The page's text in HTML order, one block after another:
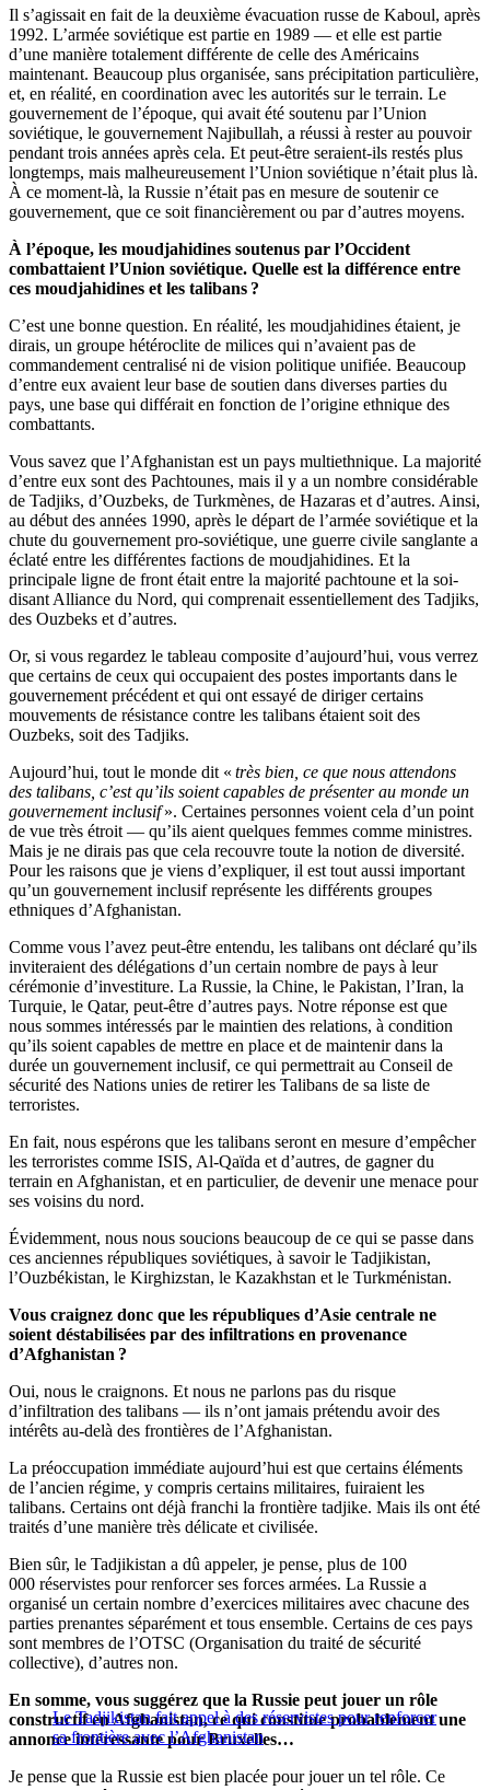
Il s’agissait en fait de la deuxième évacuation russe de Kaboul, après
1992. L’armée soviétique est partie en 1989 — et elle est partie
d’une manière totalement différente de celle des Américains
maintenant. Beaucoup plus organisée, sans précipitation particulière,
et, en réalité, en coordination avec les autorités sur le terrain. Le
gouvernement de l’époque, qui avait été soutenu par l’Union
soviétique, le gouvernement Najibullah, a réussi à rester au pouvoir
pendant trois années après cela. Et peut-être seraient-ils restés plus
longtemps, mais malheureusement l’Union soviétique n’était plus là.
À ce moment-là, la Russie n’était pas en mesure de soutenir ce
gouvernement, que ce soit financièrement ou par d’autres moyens.
À l’époque, les moudjahidines soutenus par l’Occident
combattaient l’Union soviétique. Quelle est la différence entre
ces moudjahidines et les talibans ?
C’est une bonne question. En réalité, les moudjahidines étaient, je
dirais, un groupe hétéroclite de milices qui n’avaient pas de
commandement centralisé ni de vision politique unifiée. Beaucoup
d’entre eux avaient leur base de soutien dans diverses parties du
pays, une base qui différait en fonction de l’origine ethnique des
combattants.
Vous savez que l’Afghanistan est un pays multiethnique. La majorité
d’entre eux sont des Pachtounes, mais il y a un nombre considérable
de Tadjiks, d’Ouzbeks, de Turkmènes, de Hazaras et d’autres. Ainsi,
au début des années 1990, après le départ de l’armée soviétique et la
chute du gouvernement pro-soviétique, une guerre civile sanglante a
éclaté entre les différentes factions de moudjahidines. Et la
principale ligne de front était entre la majorité pachtoune et la soi-
disant Alliance du Nord, qui comprenait essentiellement des Tadjiks,
des Ouzbeks et d’autres.
Or, si vous regardez le tableau composite d’aujourd’hui, vous verrez
que certains de ceux qui occupaient des postes importants dans le
gouvernement précédent et qui ont essayé de diriger certains
mouvements de résistance contre les talibans étaient soit des
Ouzbeks, soit des Tadjiks.
Aujourd’hui, tout le monde dit « très bien, ce que nous attendons
des talibans, c’est qu’ils soient capables de présenter au monde un
gouvernement inclusif». Certaines personnes voient cela d’un point
de vue très étroit — qu’ils aient quelques femmes comme ministres.
Mais je ne dirais pas que cela recouvre toute la notion de diversité.
Pour les raisons que je viens d’expliquer, il est tout aussi important
qu’un gouvernement inclusif représente les différents groupes
ethniques d’Afghanistan.
Comme vous l’avez peut-être entendu, les talibans ont déclaré qu’ils
inviteraient des délégations d’un certain nombre de pays à leur
cérémonie d’investiture. La Russie, la Chine, le Pakistan, l’Iran, la
Turquie, le Qatar, peut-être d’autres pays. Notre réponse est que
nous sommes intéressés par le maintien des relations, à condition
qu’ils soient capables de mettre en place et de maintenir dans la
durée un gouvernement inclusif, ce qui permettrait au Conseil de
sécurité des Nations unies de retirer les Talibans de sa liste de
terroristes.
En fait, nous espérons que les talibans seront en mesure d’empêcher
les terroristes comme ISIS, Al-Qaïda et d’autres, de gagner du
terrain en Afghanistan, et en particulier, de devenir une menace pour
ses voisins du nord.
Évidemment, nous nous soucions beaucoup de ce qui se passe dans
ces anciennes républiques soviétiques, à savoir le Tadjikistan,
l’Ouzbékistan, le Kirghizstan, le Kazakhstan et le Turkménistan.
Vous craignez donc que les républiques d’Asie centrale ne
soient déstabilisées par des infiltrations en provenance
d’Afghanistan ?
Oui, nous le craignons. Et nous ne parlons pas du risque
d’infiltration des talibans — ils n’ont jamais prétendu avoir des
intérêts au-delà des frontières de l’Afghanistan.
La préoccupation immédiate aujourd’hui est que certains éléments
de l’ancien régime, y compris certains militaires, fuiraient les
talibans. Certains ont déjà franchi la frontière tadjike. Mais ils ont été
traités d’une manière très délicate et civilisée.
Bien sûr, le Tadjikistan a dû appeler, je pense, plus de 100
000 réservistes pour renforcer ses forces armées. La Russie a
organisé un certain nombre d’exercices militaires avec chacune des
parties prenantes séparément et tous ensemble. Certains de ces pays
sont membres de l’OTSC (Organisation du traité de sécurité
collective), d’autres non.
Le Tadjikistan fait appel à des réservistes pour renforcer
sa frontière avec l’Afghanistan
En somme, vous suggérez que la Russie peut jouer un rôle
constructif en Afghanistan, ce qui constitue probablement une
annonce intéressante pour Bruxelles…
Je pense que la Russie est bien placée pour jouer un tel rôle. Ce